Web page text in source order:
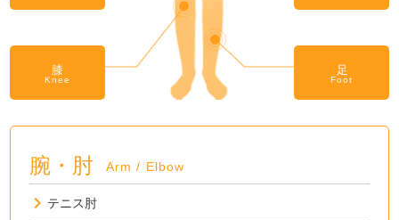
膝
Knee
足
Foot
腕・肘 Arm / Elbow
テニス肘